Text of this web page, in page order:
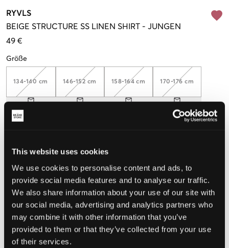
This website uses cookies
We use cookies to personalise content and ads, to
provide social media features and to analyse our traffic.
We also share information about your use of our site with
our social media, advertising and analytics partners who
may combine it with other information that you’ve
provided to them or that they’ve collected from your use
of their services.
RYVLS
BEIGE STRUCTURE SS LINEN SHIRT - JUNGEN
49 €
Größe
134-140 cm 146-152 cm 158-164 cm 170-176 cm
Klein
GRÖSSENBERATER
WÄHLEN SIE EINE GRÖSSE
Schnelle lieferung
Widerrufsrecht innerhalb von 60 Tagen